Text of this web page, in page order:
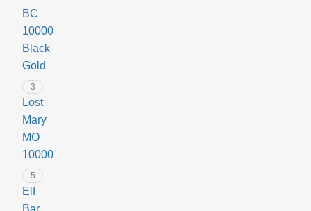
BC
10000
Black
Gold
3
Lost
Mary
MO
10000
5
Elf
Bar